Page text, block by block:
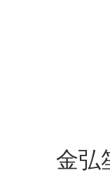
金弘